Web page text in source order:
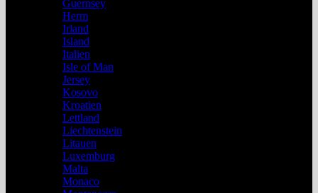
Guernsey
Herm
Irland
Island
Italien
Isle of Man
Jersey
Kosovo
Kroatien
Lettland
Liechtenstein
Litauen
Luxemburg
Malta
Monaco